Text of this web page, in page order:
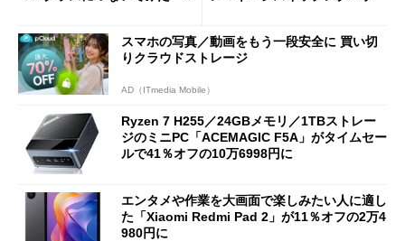
スマホの写真／動画をもう一段安全に 買い切
りクラウドストレージ
AD（ITmedia Mobile）
Ryzen 7 H255／24GBメモリ／1TBストレー
ジのミニPC「ACEMAGIC F5A」がタイムセー
ルで41％オフの10万6998円に
エンタメや作業を大画面で楽しみたい人に適し
た「Xiaomi Redmi Pad 2」が11％オフの2万4
980円に